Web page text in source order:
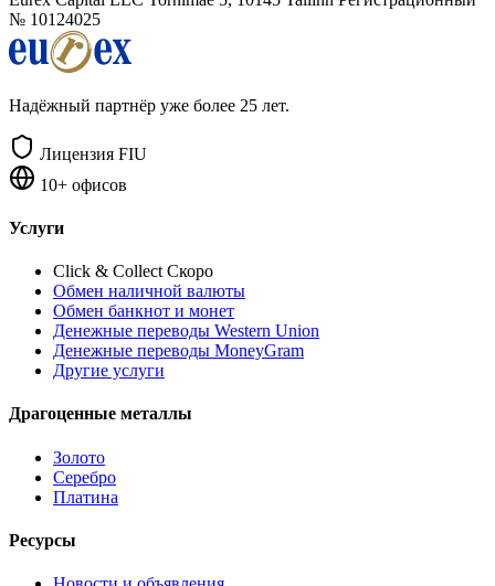
№ 10124025
Надёжный партнёр уже более 25 лет.
Лицензия FIU
10+ офисов
Услуги
Click & Collect Скоро
Обмен наличной валюты
Обмен банкнот и монет
Денежные переводы Western Union
Денежные переводы MoneyGram
Другие услуги
Драгоценные металлы
Золото
Серебро
Платина
Ресурсы